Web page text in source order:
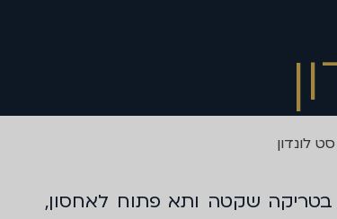
לונדון
בטריקה שקטה ותא פתוח לאחסון,